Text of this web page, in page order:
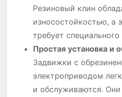
Резиновый клин
износостойкостью, а
требует
Простая установка и
Задвижки с
электроприводом
и обслуживаются.